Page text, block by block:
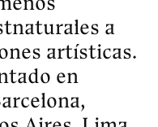
Río
de
.